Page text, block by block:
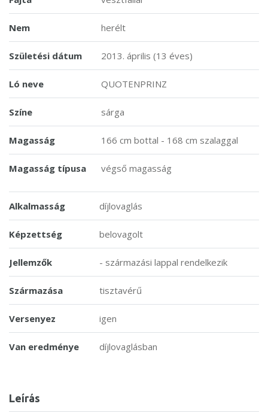
Nem herélt
Születési dátum 2013. április (13 éves)
Ló neve QUOTENPRINZ
Színe sárga
Magasság 166 cm bottal - 168 cm szalaggal
Magasság típusa végső magasság
Alkalmasság díjlovaglás
Képzettség belovagolt
Jellemzők - származási lappal rendelkezik
Származása tisztavérű
Versenyez igen
Van eredménye díjlovaglásban
Leírás